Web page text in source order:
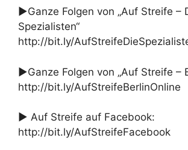
►Ganze Folgen von „Auf Streife –
Spezialisten“
http://bit.ly/
►Ganze Folgen von „Auf Streife –
http://bit.ly/AufStreifeBerlinOnline
► Auf Streife auf Facebook:
http://bit.ly/AufStreifeFacebook